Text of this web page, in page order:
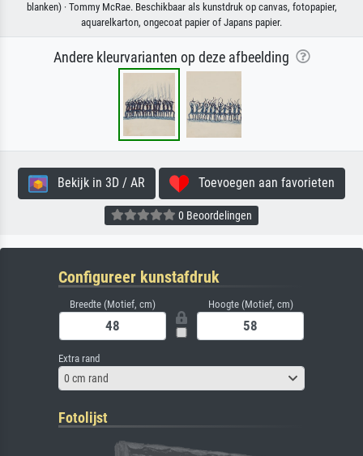
blanken) · Tommy McRae. Beschikbaar als kunstdruk op canvas, fotopapier,
aquarelkarton, ongecoat papier of Japans papier.
Andere kleurvarianten op deze afbeelding
Bekijk in 3D / AR Toevoegen aan favorieten
0 Beoordelingen
Configureer kunstafdruk
Breedte (Motief, cm) Hoogte (Motief, cm)
Extra rand
0 cm rand
Fotolijst